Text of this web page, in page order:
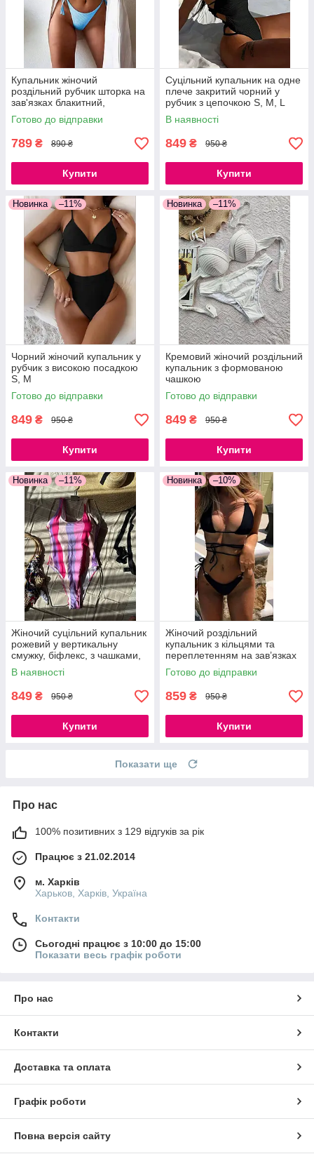
Купальник жіночий
роздільний рубчик шторка на
зав'язках блакитний,
бузковий, чорний S, M, L
Готово до відправки
789 ₴ 890 ₴
Купити
Суцільний купальник на одне
плече закритий чорний у
рубчик з цепочкою S, M, L
В наявності
849 ₴ 950 ₴
Купити
Новинка –11%
Чорний жіночий купальник у
рубчик з високою посадкою
S, M
Готово до відправки
849 ₴ 950 ₴
Купити
Новинка –11%
Кремовий жіночий роздільний
купальник з формованою
чашкою
Готово до відправки
849 ₴ 950 ₴
Купити
Новинка –11%
Жіночий суцільний купальник
рожевий у вертикальну
смужку, біфлекс, з чашками,
S, M
В наявності
849 ₴ 950 ₴
Купити
Новинка –10%
Жіночий роздільний
купальник з кільцями та
переплетенням на зав’язках
чорний бікіні з поролоновими
вкладками S, M, L
Готово до відправки
859 ₴ 950 ₴
Купити
Показати ще
Про нас
100% позитивних з 129 відгуків за рік
Працює з 21.02.2014
м. Харків
Харьков, Харків, Україна
Контакти
Сьогодні працює з 10:00 до 15:00
Показати весь графік роботи
Про нас
Контакти
Доставка та оплата
Графік роботи
Повна версія сайту